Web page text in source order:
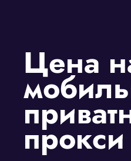
Цена
прокси